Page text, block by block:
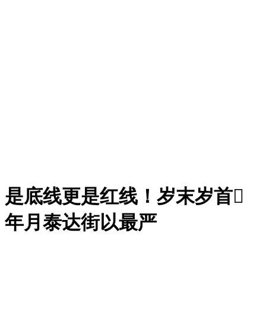
是底线更是红线！岁末岁首
年月泰达街以最严